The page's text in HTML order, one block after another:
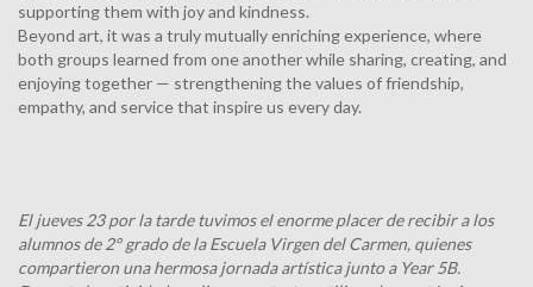
supporting them with joy and kindness.
Beyond art, it was a truly mutually enriching experience, where
both groups learned from one another while sharing, creating, and
enjoying together — strengthening the values of friendship,
empathy, and service that inspire us every day.
El jueves 23 por la tarde tuvimos el enorme placer de recibir a los
alumnos de 2° grado de la Escuela Virgen del Carmen, quienes
compartieron una hermosa jornada artística junto a Year 5B.